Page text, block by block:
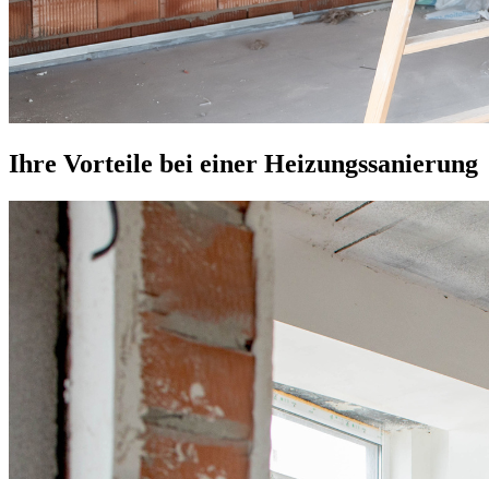
Ihre Vorteile bei einer Heizungssanierung